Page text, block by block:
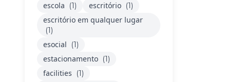
escola (1) escritório (1)
escritório em qualquer lugar
(1)
esocial (1)
estacionamento (1)
facilities (1)